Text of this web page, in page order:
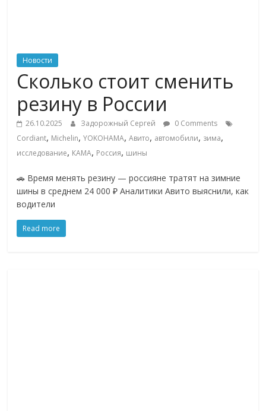
логистике,
технологиях,
соцсетях
Портал
онлайн-
торговле,
сервисах
для
Новости
Сколько стоит сменить
резину в России
26.10.2025 Задорожный Сергей
0 Comments
Cordiant, Michelin,YOKOHAMA,Авито, автомобили, зима,
исследование, КАМА, Россия, шины
🚗 Время менять резину — россияне тратят на зимние
шины в среднем 24 000 ₽ Аналитики Авито выяснили, как
водители
Read more